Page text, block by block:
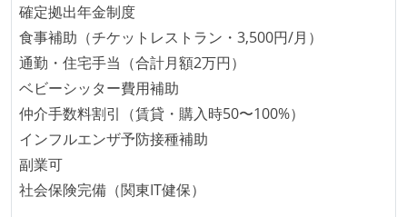
コード品質評価ツールを導入して、メンバーが常に確
認できるようにしている
テストの実施度
ほとんどのプロダクトコードに単体テストを記述、実
施している
ほとんどの機能に受け入れテストを記述、実施してい
る
確定拠出年金制度
食事補助（チケットレストラン・3,500円/月）
通勤・住宅手当（合計月額2万円）
ベビーシッター費用補助
仲介手数料割引（賃貸・購入時50〜100%）
インフルエンザ予防接種補助
副業可
社会保険完備（関東IT健保）